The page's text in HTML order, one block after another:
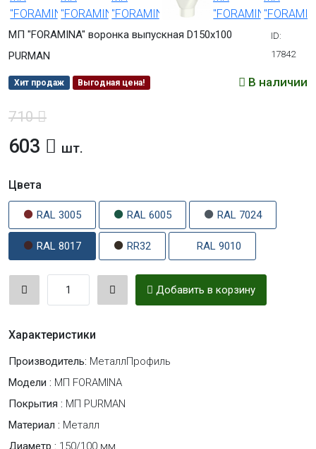
МП "FORAMINA" воронка выпускная D150х100
PURMAN
ID:
17842
Хит продаж Выгодная цена! В наличии
710
603 шт.
Цвета
RAL 3005 RAL 6005 RAL 7024
RAL 8017 RR32 RAL 9010
Добавить в корзину
Характеристики
Производитель: МеталлПрофиль
Модели : МП FORAMINA
Покрытия : МП PURMAN
Материал : Металл
Диаметр : 150/100 мм